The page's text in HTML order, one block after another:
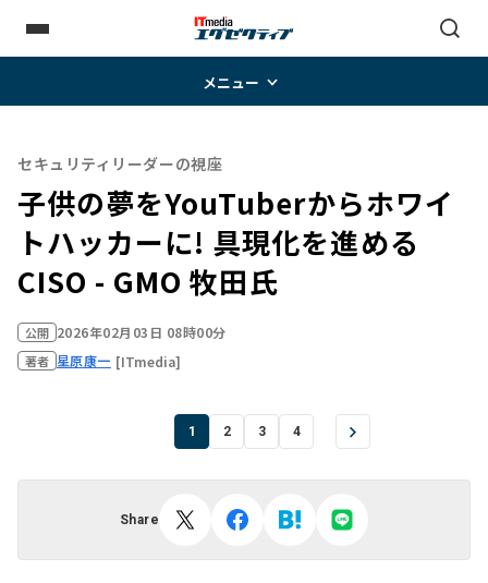
メニュー
セキュリティリーダーの視座
子供の夢をYouTuberからホワイ
トハッカーに! 具現化を進める
CISO - GMO 牧田氏
公開 2026年02月03日 08時00分
著者 星原康一 [ITmedia]
1 2 3 4
Share